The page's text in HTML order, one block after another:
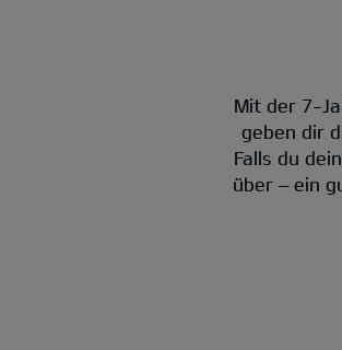
Mit der 7-
geben dir
Falls du
über – ein